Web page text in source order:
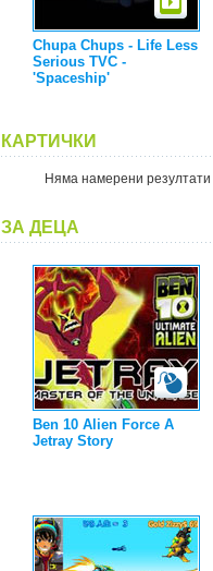
Chupa Chups - Life Less
Serious TVC -
'Spaceship'
КАРТИЧКИ
Няма намерени
ЗА ДЕЦА
Ben 10 Alien Force A
Jetray Story